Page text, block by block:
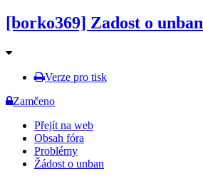
[borko369] Zadost o unban
Verze pro tisk
Zamčeno
Přejít na web
Obsah fóra
Problémy
Žádost o unban